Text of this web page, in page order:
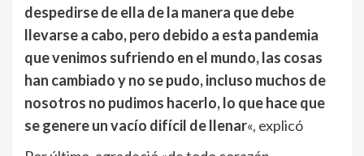
despedirse de ella de la manera que debe
llevarse a cabo, pero debido a esta pandemia
que venimos sufriendo en el mundo, las cosas
han cambiado y no se pudo, incluso muchos de
nosotros no pudimos hacerlo, lo que hace que
se genere un vacío difícil de llenar«, explicó